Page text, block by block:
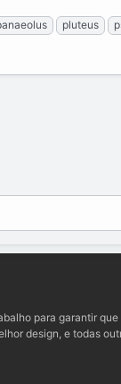
pluteus
para garantir
design, e todas